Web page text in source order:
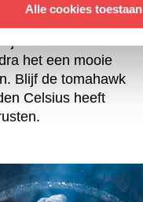
Alle cookies toestaan
je de tomahawk
het een mooie
Blijf de tomahawk
Celsius heeft